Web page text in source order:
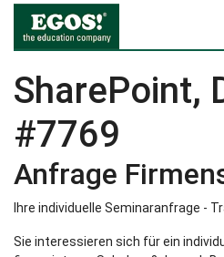
SharePoint,
#7769
Anfrage
Ihre individuelle Seminaranfrage -
Sie interessieren sich für ein